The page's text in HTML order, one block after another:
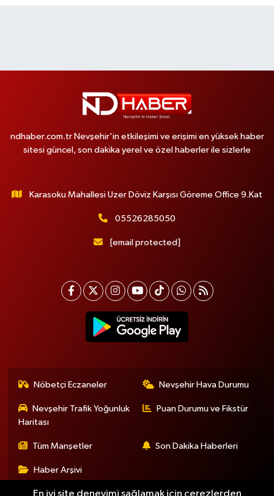
ndhaber.com.tr Nevşehir'in etkileşimi ve erişimi en yüksek haber
sitesi güncel, son dakika yerel ve özel haberler ile sizlerle
Karasoku Mahallesi Uzer Döviz Karşısı Göreme Office 9.Kat
05526285050
[email protected]
Nöbetçi Eczaneler Nevşehir Hava Durumu
Nevşehir Trafik Yoğunluk
Haritası
Puan Durumu ve Fikstür
Tüm Manşetler Son Dakika Haberleri
Haber Arşivi
En iyi site deneyimi sağlamak için çerezlerden